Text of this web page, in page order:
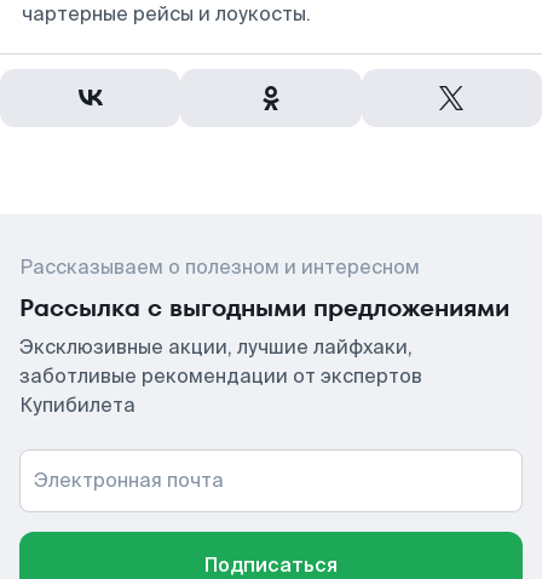
чартерные рейсы и лоукосты.
Рассказываем о полезном и интересном
Рассылка с выгодными предложениями
Эксклюзивные акции, лучшие лайфхаки,
заботливые рекомендации от экспертов
Купибилета
Электронная почта
Подписаться